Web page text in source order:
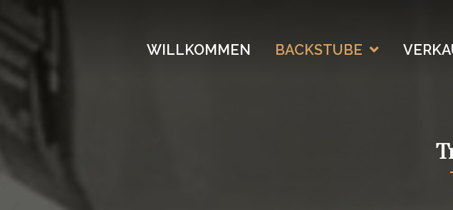
WILLKOMMEN BACKSTUBE